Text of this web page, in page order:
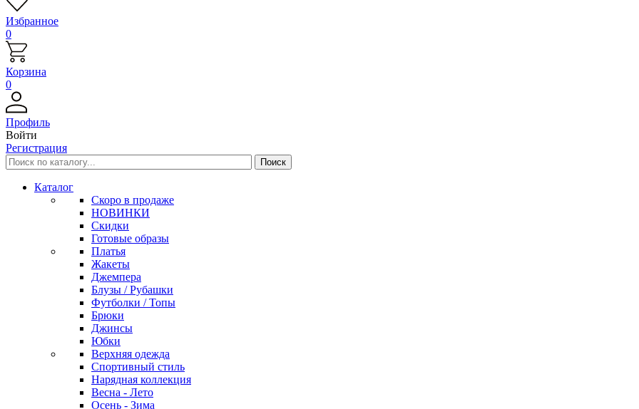
Избранное
0
Корзина
0
Профиль
Войти
Регистрация
Каталог
Скоро в продаже
НОВИНКИ
Скидки
Готовые образы
Платья
Жакеты
Джемпера
Блузы / Рубашки
Футболки / Топы
Брюки
Джинсы
Юбки
Верхняя одежда
Спортивный стиль
Нарядная коллекция
Весна - Лето
Осень - Зима